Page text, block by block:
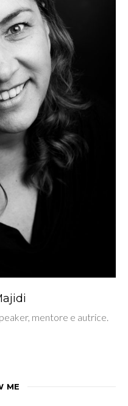
mentore e autrice.
ME